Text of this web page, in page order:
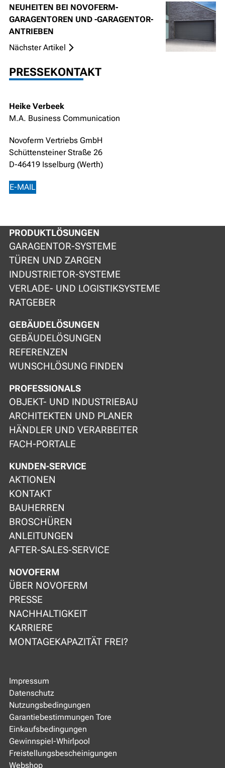
NEUHEITEN BEI NOVOFERM-
GARAGENTOREN UND -GARAGENTOR-
ANTRIEBEN
Nächster Artikel
PRESSEKONTAKT
Heike Verbeek
M.A. Business Communication
Novoferm Vertriebs GmbH
Schüttensteiner Straße 26
D-46419 Isselburg (Werth)
E-MAIL
PRODUKTLÖSUNGEN
GARAGENTOR-SYSTEME
TÜREN UND ZARGEN
INDUSTRIETOR-SYSTEME
VERLADE- UND LOGISTIKSYSTEME
RATGEBER
GEBÄUDELÖSUNGEN
GEBÄUDELÖSUNGEN
REFERENZEN
WUNSCHLÖSUNG FINDEN
PROFESSIONALS
OBJEKT- UND INDUSTRIEBAU
ARCHITEKTEN UND PLANER
HÄNDLER UND VERARBEITER
FACH-PORTALE
KUNDEN-SERVICE
AKTIONEN
KONTAKT
BAUHERREN
BROSCHÜREN
ANLEITUNGEN
AFTER-SALES-SERVICE
NOVOFERM
ÜBER NOVOFERM
PRESSE
NACHHALTIGKEIT
KARRIERE
MONTAGEKAPAZITÄT FREI?
Impressum
Datenschutz
Nutzungsbedingungen
Garantiebestimmungen Tore
Einkaufsbedingungen
Gewinnspiel-Whirlpool
Freistellungsbescheinigungen
Webshop